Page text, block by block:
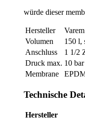
würde dieser
Hersteller
Varem
Volumen
150 l,
Anschluss
1 1/2
Druck max. 10 bar
Membrane
Technische
Hersteller